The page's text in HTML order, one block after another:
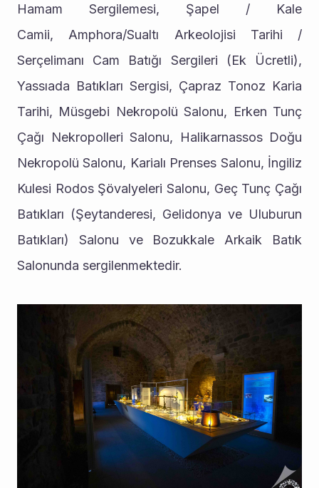
Hamam Sergilemesi, Şapel / Kale
Camii, Amphora/Sualtı Arkeolojisi Tarihi /
Serçelimanı Cam Batığı Sergileri (Ek Ücretli),
Yassıada Batıkları Sergisi, Çapraz Tonoz Karia
Tarihi, Müsgebi Nekropolü Salonu, Erken Tunç
Çağı Nekropolleri Salonu, Halikarnassos Doğu
Nekropolü Salonu, Karialı Prenses Salonu, İngiliz
Kulesi Rodos Şövalyeleri Salonu, Geç Tunç Çağı
Batıkları (Şeytanderesi, Gelidonya ve Uluburun
Batıkları) Salonu ve Bozukkale Arkaik Batık
Salonunda sergilenmektedir.